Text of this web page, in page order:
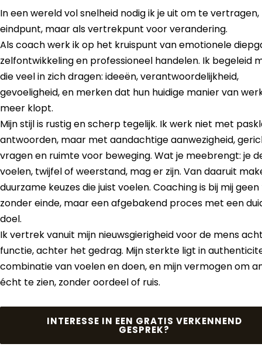
In een wereld vol snelheid nodig ik je uit om te vertragen,
eindpunt, maar als vertrekpunt voor verandering.
Als coach werk ik op het kruispunt van emotionele
zelfontwikkeling en professioneel handelen. Ik begeleid
die veel in zich dragen: ideeën, verantwoordelijkheid,
gevoeligheid, en merken dat hun huidige manier van
meer klopt.
Mijn stijl is rustig en scherp tegelijk. Ik werk niet met
antwoorden, maar met aandachtige aanwezigheid,
vragen en ruimte voor beweging. Wat je meebrengt: je
voelen, twijfel of weerstand, mag er zijn. Van daaruit
duurzame keuzes die juist voelen. Coaching is bij mij
zonder einde, maar een afgebakend proces met een
doel.
Ik vertrek vanuit mijn nieuwsgierigheid voor de mens
functie, achter het gedrag. Mijn sterkte ligt in
combinatie van voelen en doen, en mijn vermogen om
écht te zien, zonder oordeel of ruis.
INTERESSE IN EEN GRATIS VERKENNEND
GESPREK?